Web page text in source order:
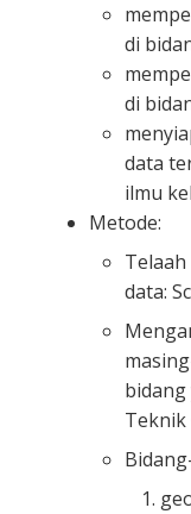
di
di
data
ilmu
Metode:
data:
Teknik